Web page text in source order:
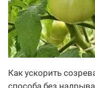
Как ускорить
способа без